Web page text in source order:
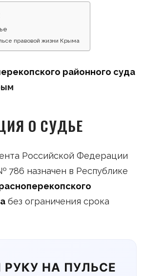
правовой жизни Крыма
районного суда
О СУДЬЕ
Российской Федерации
786 назначен в Республике
без ограничения срока
НА ПУЛЬСЕ